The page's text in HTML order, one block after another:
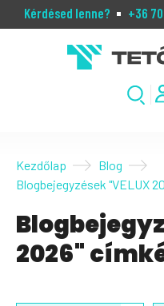
Kérdésed lenne? +36
Kezdőlap
Blog
Blogbejegyzések "VELUX
2026"